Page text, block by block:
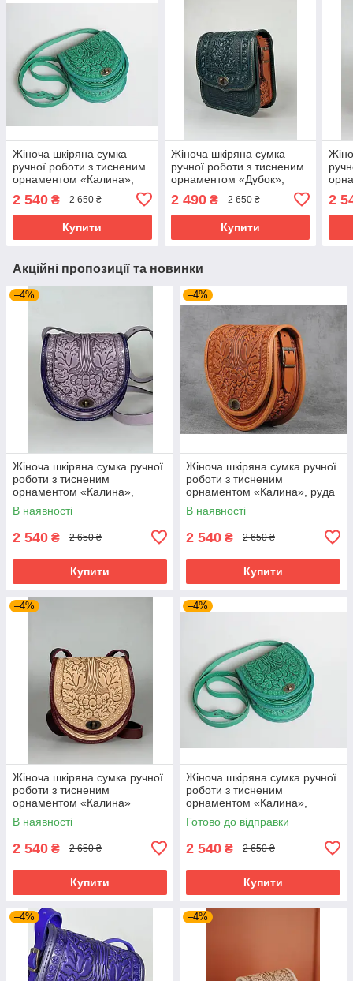
Жіноча шкіряна сумка
ручної роботи з тисненим
орнаментом «Калина»,
натуральної шкіри,
20*21*8 см
2 540 ₴ 2 650 ₴
Купити
Жіноча шкіряна сумка
ручної роботи з тисненим
орнаментом «Дубок»,
натуральної шкіри,
20*21*8 см
2 490₴ 2 650 ₴
Купити
2
Акційні пропозиції та новинки
–4%
Жіноча шкіряна сумка ручної
роботи з тисненим
орнаментом «Калина»,
бузкова сумка з натуральної
шкіри, 20*21*8 см
В наявності
2 540 ₴ 2 650 ₴
Купити
–4%
Жіноча шкіряна сумка ручної
роботи з тисненим
орнаментом «Калина», руда
сумка з натуральної шкіри,
20*21*8 см
В наявності
2 540 ₴ 2 650 ₴
Купити
–4%
Жіноча шкіряна сумка ручної
роботи з тисненим
орнаментом «Калина»
бежево-бордова сумка з
натуральної шкіри, 20*21*8
В наявності
2 540 ₴ 2 650 ₴
Купити
–4%
Жіноча шкіряна сумка ручної
роботи з тисненим
орнаментом «Калина»,
м'ятна сумка з натуральної
шкіри, 20*21*8 см
Готово до відправки
2 540 ₴ 2 650 ₴
Купити
–4% –4%